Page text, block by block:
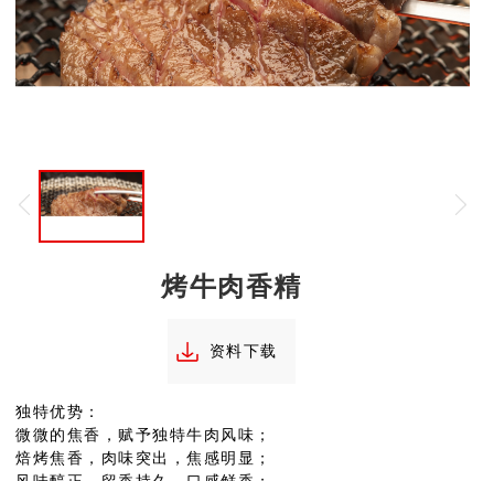
烤牛肉香精
资料下载
独特优势：
微微的焦香，赋予独特牛肉风味；
焙烤焦香，肉味突出，焦感明显；